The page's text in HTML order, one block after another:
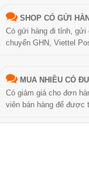
SHOP CÓ GỬI
Có gửi hàng đi tỉnh, gửi
chuyển GHN, Viettel
MUA NHIỀU CÓ
Có giảm giá cho đơn
viên bán hàng để được